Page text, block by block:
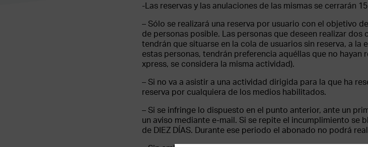
-Las reservas y las anulaciones de las mismas se cerrarán
– Sólo se realizará una reserva por usuario con el objetivo
de personas posible. Las personas que deseen realizar dos
tendrán que situarse en la cola de usuarios sin reserva, a la
estas personas, tendrán preferencia aquéllas que no hayan
xpress, se considera la misma actividad).
– Si no va a asistir a una actividad dirigida para la que ha
reserva por cualquiera de los medios habilitados.
– Si se infringe lo dispuesto en el punto anterior, ante un
un aviso mediante e-mail. Si se repite el incumplimiento se
de DIEZ DÍAS. Durante ese periodo el abonado no podrá